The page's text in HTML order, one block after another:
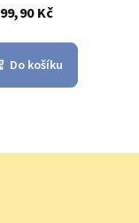
99,90 Kč
Do košíku